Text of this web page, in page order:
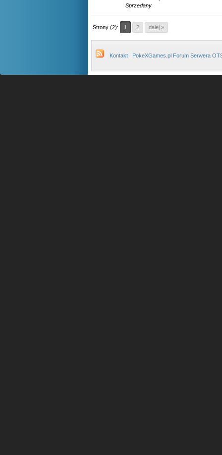
Sprzedany
Strony (2): 1 2 dalej »
Kontakt PokeXGames.pl Forum Serwera